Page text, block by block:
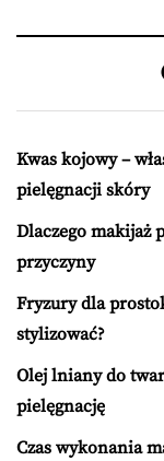
Kwas kojowy –
pielęgnacji skóry
Dlaczego makijaż
przyczyny
Fryzury dla
stylizować?
Olej lniany do
pielęgnację
Czas wykonania